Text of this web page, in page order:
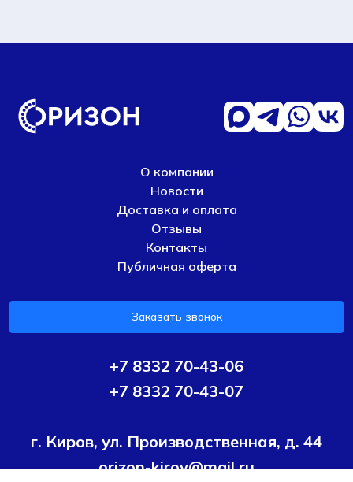
О компании
Новости
Доставка и оплата
Отзывы
Контакты
Публичная оферта
Заказать звонок
+7 8332 70-43-06
+7 8332 70-43-07
г. Киров, ул. Производственная, д. 44
orizon-kirov@mail.ru